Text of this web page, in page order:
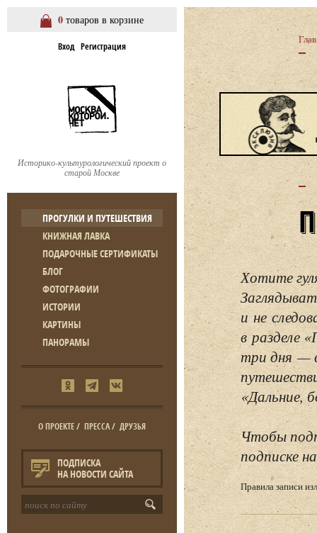
0 товаров в корзине
Вход Регистрация
Историко-культурологический проект о
старой Москве
ПРОГУЛКИ И ПУТЕШЕСТВИЯ
КНИЖНАЯ ЛАВКА
ПОДАРОЧНЫЕ СЕРТИФИКАТЫ
БЛОГ
ФОТОГРАФИИ
ИСТОРИИ
КАРТИНЫ
ПАНОРАМЫ
О ПРОЕКТЕ/ ПРЕССА/ ДРУЗЬЯ
ПОДПИСКА
НА НОВОСТИ САЙТА
Хотите
и не
в разделе
три дня —
«Дальние,
Чтобы
подписке
Правила записи